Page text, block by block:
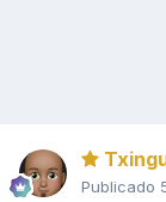
Publicado